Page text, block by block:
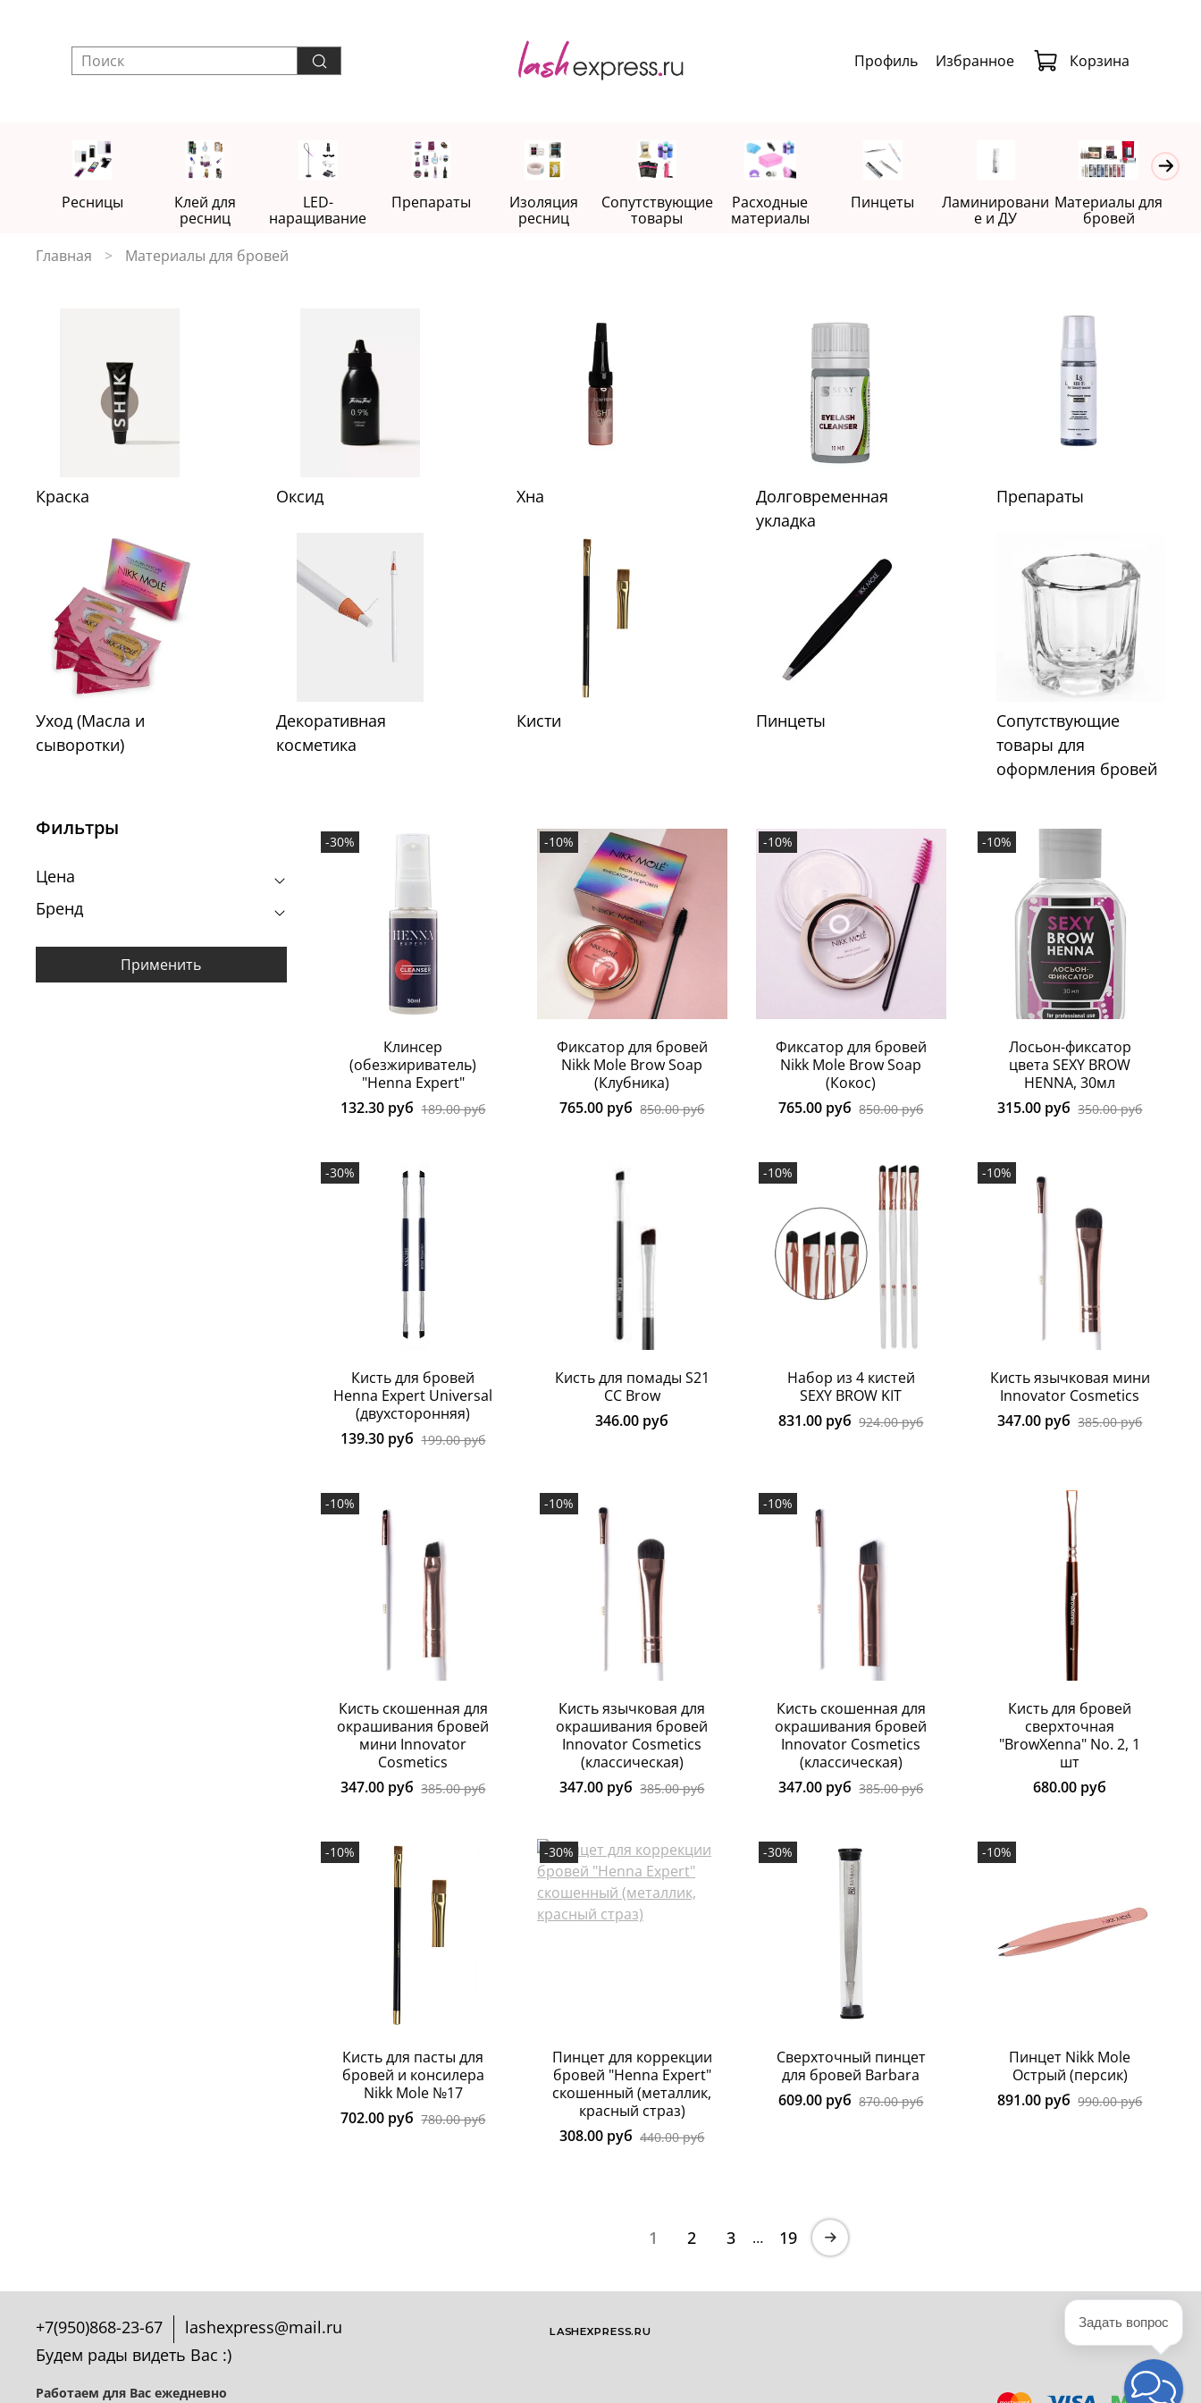
Профиль Избранное Корзина
Ресницы
Клей для
ресниц
LED-
наращивание
Препараты
Изоляция
ресниц
Сопутствующие
товары
Расходные
материалы
Пинцеты
Ламинировани
е и ДУ
Материалы для
бровей
Главная Материалы для бровей
Краска Оксид Хна
Долговременная
укладка
Препараты
Уход (Масла и
сыворотки)
Декоративная
косметика
Кисти Пинцеты
Сопутствующие
товары для
оформления бровей
-30%
Клинсер
(обезжириватель)
"Henna Expert"
132.30 руб 189.00 руб
-10%
Фиксатор для бровей
Nikk Mole Brow Soap
(Клубника)
765.00 руб 850.00 руб
-10%
Фиксатор для бровей
Nikk Mole Brow Soap
(Кокос)
765.00 руб 850.00 руб
-10%
Лосьон-фиксатор
цвета SEXY BROW
HENNA, 30мл
315.00 руб 350.00 руб
-30%
Кисть для бровей
Henna Expert Universal
(двухсторонняя)
139.30 руб 199.00 руб
Кисть для помады S21
CC Brow
346.00 руб
-10%
Набор из 4 кистей
SEXY BROW KIT
831.00 руб 924.00 руб
-10%
Кисть язычковая мини
Innovator Cosmetics
347.00 руб 385.00 руб
-10%
Кисть скошенная для
окрашивания бровей
мини Innovator
Cosmetics
347.00 руб 385.00 руб
-10%
Кисть язычковая для
окрашивания бровей
Innovator Cosmetics
(классическая)
347.00 руб 385.00 руб
-10%
Кисть скошенная для
окрашивания бровей
Innovator Cosmetics
(классическая)
347.00 руб 385.00 руб
Кисть для бровей
сверхточная
"BrowXenna" No. 2, 1
шт
680.00 руб
-10%
Кисть для пасты для
бровей и консилера
Nikk Mole №17
702.00 руб 780.00 руб
-30%
Пинцет для коррекции
бровей "Henna Expert"
скошенный (металлик,
красный страз)
308.00 руб 440.00 руб
-30%
Сверхточный пинцет
для бровей Barbara
609.00 руб 870.00 руб
-10%
Пинцет Nikk Mole
Острый (персик)
891.00 руб 990.00 руб
1 2 3 … 19
Фильтры
Цена
Бренд
Применить
+7(950)868-23-67
lashexpress@mail.ru
Будем рады видеть Вас :)
LASHEXPRESS.RU
Работаем для Вас ежедневно
Задать вопрос